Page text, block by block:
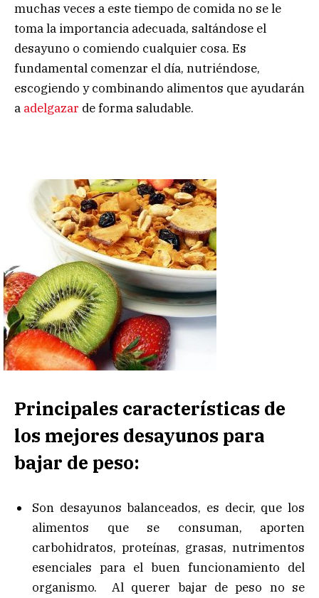
muchas veces a este tiempo de comida no se le
toma la importancia adecuada, saltándose el
desayuno o comiendo cualquier cosa. Es
fundamental comenzar el día, nutriéndose,
escogiendo y combinando alimentos que ayudarán
a adelgazar de forma saludable.
Principales características de
los mejores desayunos para
bajar de peso:
Son desayunos balanceados, es decir, que los
alimentos que se consuman, aporten
carbohidratos, proteínas, grasas, nutrimentos
esenciales para el buen funcionamiento del
organismo. Al querer bajar de peso no se